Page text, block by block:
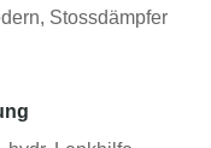
Stossdämpfer